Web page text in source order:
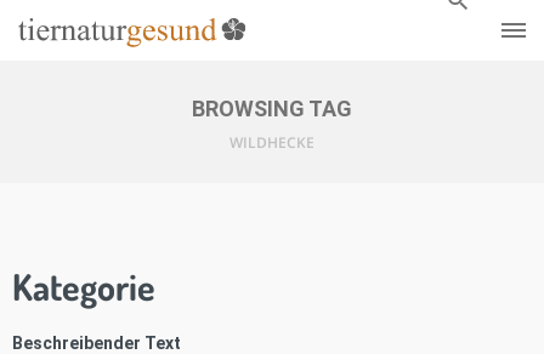
BROWSING TAG
WILDHECKE
Kategorie
Beschreibender Text